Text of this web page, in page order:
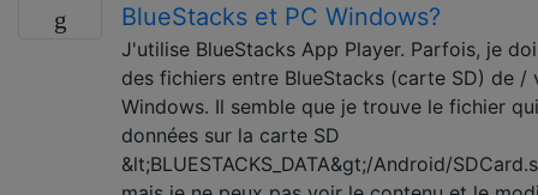
BlueStacks et PC Windows?
J'utilise BlueStacks App Player. Parfois, je
des fichiers entre BlueStacks (carte SD) de /
Windows. Il semble que je trouve le fichier
données sur la carte SD
&lt;BLUESTACKS_DATA&gt;/Android/